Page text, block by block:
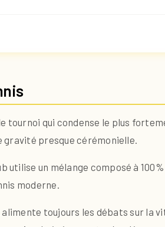
tournoi qui condense le plus
gravité presque cérémonielle.
un mélange composé à
moderne.
toujours les débats sur la